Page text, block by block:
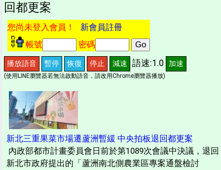
回都更案
您尚未登入會員！ 新會員註冊
帳號
密碼
播放語音 暫停 恢復 停止 減速 語速:1.0 加速
(使用LINE瀏覽器若無法啟動語音，請改用Chrome瀏覽器播放)
新北三重果菜市場遷蘆洲暫緩 中央拍板退回都更案
內政部都市計畫委員會日前於第1089次會議中決議，退回
新北市政府提出的「蘆洲南北側農業區專案通盤檢討